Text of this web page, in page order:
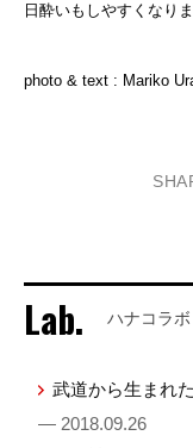
日酔いもしやすくなり
photo & text : Mariko
Lab. ハナコラボ
武道から生まれ
— 2018.09.26